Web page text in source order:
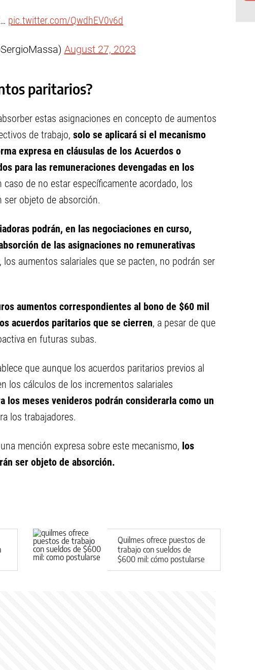
pic.twitter.com/QwdhEV0v6d
August 27, 2023
paritarios?
estas asignaciones en concepto de aumentos
de trabajo, solo se aplicará si el mecanismo
expresa en cláusulas de los Acuerdos o
para las remuneraciones devengadas en los
caso de no estar específicamente acordado, los
ser objeto de absorción.
podrán, en las negociaciones en curso,
de las asignaciones no remunerativas
los aumentos salariales que se pacten, no podrán ser
aumentos correspondientes al bono de $60 mil
acuerdos paritarios que se cierren, a pesar de que
en futuras subas.
que aunque los acuerdos paritarios previos al
los cálculos de los incrementos salariales
los meses venideros podrán considerarla como un
los trabajadores.
mención expresa sobre este mecanismo, los
ser objeto de absorción.
Quilmes ofrece puestos de
trabajo con sueldos de
$600 mil: cómo postularse